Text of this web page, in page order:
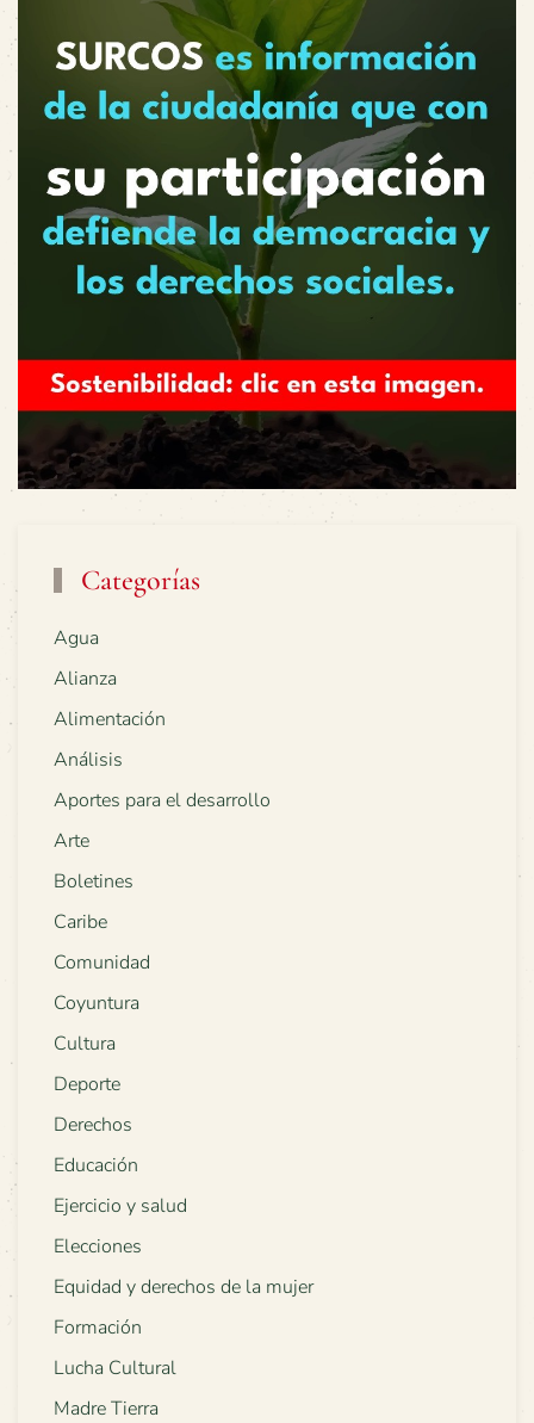
Categorías
Agua
Alianza
Alimentación
Análisis
Aportes para el desarrollo
Arte
Boletines
Caribe
Comunidad
Coyuntura
Cultura
Deporte
Derechos
Educación
Ejercicio y salud
Elecciones
Equidad y derechos de la mujer
Formación
Lucha Cultural
Madre Tierra